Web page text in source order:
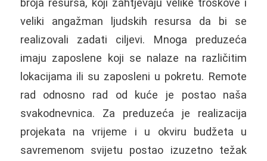
veliki angažman ljudskih resursa da bi se
realizovali zadati ciljevi. Mnoga preduzeća
imaju zaposlene koji se nalaze na različitim
lokacijama ili su zaposleni u pokretu. Remote
rad odnosno rad od kuće je postao naša
svakodnevnica. Za preduzeća je realizacija
projekata na vrijeme i u okviru budžeta u
savremenom svijetu postao izuzetno težak